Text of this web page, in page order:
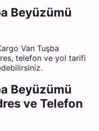
Beyüzümü
Van Tuşba
telefon ve yol tarifi
Beyüzümü
ve Telefon